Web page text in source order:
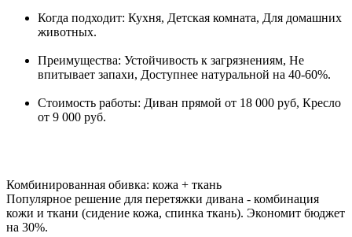
Когда подходит: Кухня, Детская комната, Для домашних
животных.
Преимущества: Устойчивость к загрязнениям, Не
впитывает запахи, Доступнее натуральной на 40-60%.
Стоимость работы: Диван прямой от 18 000 руб, Кресло
от 9 000 руб.
Комбинированная обивка: кожа + ткань
Популярное решение для перетяжки дивана - комбинация
кожи и ткани (сидение кожа, спинка ткань). Экономит бюджет
на 30%.